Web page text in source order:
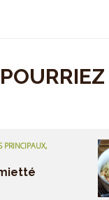
PRINCIPAUX,